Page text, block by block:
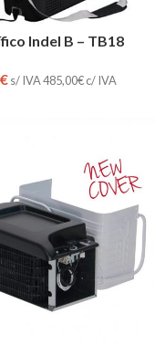
Indel B – TB18
€s/ IVA485,00€c/ IVA